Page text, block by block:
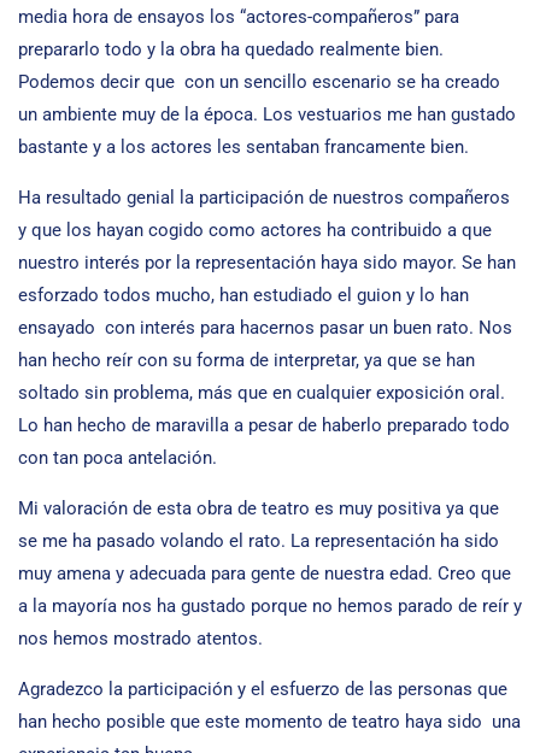
media hora de ensayos los “actores-compañeros” para
prepararlo todo y la obra ha quedado realmente bien.
Podemos decir que con un sencillo escenario se ha creado
un ambiente muy de la época. Los vestuarios me han gustado
bastante y a los actores les sentaban francamente bien.
Ha resultado genial la participación de nuestros compañeros
y que los hayan cogido como actores ha contribuido a que
nuestro interés por la representación haya sido mayor. Se han
esforzado todos mucho, han estudiado el guion y lo han
ensayado con interés para hacernos pasar un buen rato. Nos
han hecho reír con su forma de interpretar, ya que se han
soltado sin problema, más que en cualquier exposición oral.
Lo han hecho de maravilla a pesar de haberlo preparado todo
con tan poca antelación.
Mi valoración de esta obra de teatro es muy positiva ya que
se me ha pasado volando el rato. La representación ha sido
muy amena y adecuada para gente de nuestra edad. Creo que
a la mayoría nos ha gustado porque no hemos parado de reír y
nos hemos mostrado atentos.
Agradezco la participación y el esfuerzo de las personas que
han hecho posible que este momento de teatro haya sido una